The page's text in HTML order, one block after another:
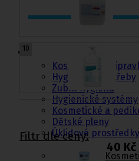
Kosmetické
Hygienické potřeby
Zubní hygiena
Hygienické systémy
Kosmetické a
Dětské pleny
Úklidové
10
Filtr dle ceny:
40 Kč